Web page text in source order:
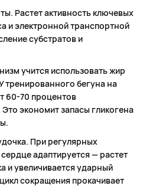
Растет активность ключевых
и электронной транспортной
субстратов и
учится использовать жир
тренированного бегуна на
60-70 процентов
экономит запасы гликогена
При регулярных
адаптируется — растет
и увеличивается ударный
сокращения прокачивает